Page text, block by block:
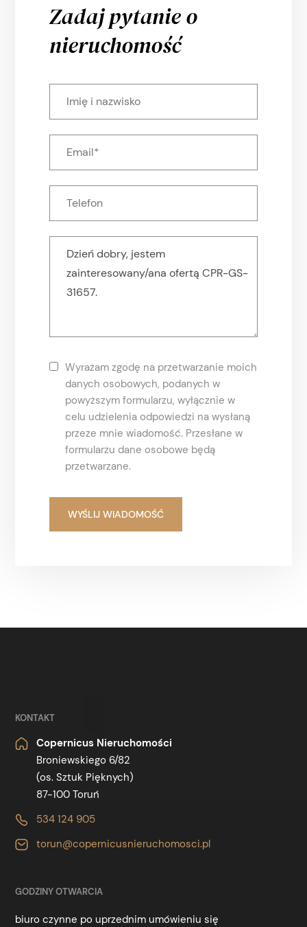
Zadaj pytanie o
nieruchomość
Wyrażam zgodę na przetwarzanie moich
danych osobowych, podanych w
powyższym formularzu, wyłącznie w
celu udzielenia odpowiedzi na wysłaną
przeze mnie wiadomość. Przesłane w
formularzu dane osobowe będą
przetwarzane.
KONTAKT
Copernicus Nieruchomości
Broniewskiego 6/82
(os. Sztuk Pięknych)
87-100 Toruń
534 124 905
torun@copernicusnieruchomosci.pl
GODZINY OTWARCIA
biuro czynne po uprzednim umówieniu się